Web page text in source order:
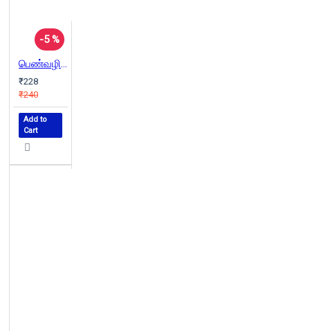
-5 %
பெண்வழிகள்
₹228
₹240
Add to
Cart